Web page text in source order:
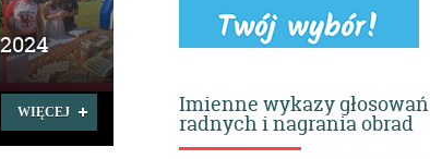
WIĘCEJ Imienne wykazy głosowań
radnych i nagrania obrad